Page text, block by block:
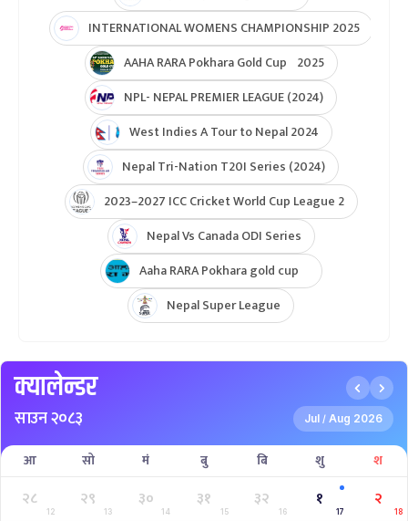
INTERNATIONAL WOMENS CHAMPIONSHIP 2025
AAHA RARA Pokhara Gold Cup 2025
NPL- NEPAL PREMIER LEAGUE (2024)
West Indies A Tour to Nepal 2024
Nepal Tri-Nation T20I Series (2024)
2023–2027 ICC Cricket World Cup League 2
Nepal Vs Canada ODI Series
Aaha RARA Pokhara gold cup
Nepal Super League
क्यालेन्डर
साउन २०८३ Jul / Aug 2026
आ सो मं बु बि शु श
२८
12
२९
13
३०
14
३१
15
३२
16
१
17
२
18